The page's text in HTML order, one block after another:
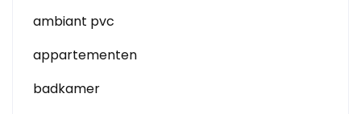
ambiant pvc
appartementen
badkamer